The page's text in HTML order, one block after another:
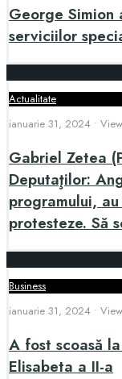
George Simion
serviciilor
Actualitate
ianuarie 31, 2024 •
Gabriel Zetea
Deputaţilor:
programului,
protesteze. Să
Business
ianuarie 31, 2024 •
A fost scoasă
Elisabeta a II-a